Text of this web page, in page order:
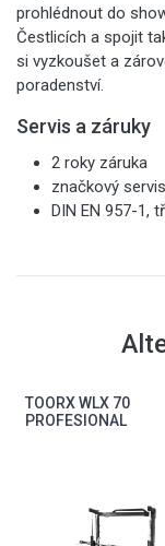
prohlédnout do
Čestlicích a spojit
si vyzkoušet a
poradenství.
Servis a záruky
2 roky záruka
značkový
DIN EN 957-1,
TOORX WLX 70
PROFESIONAL